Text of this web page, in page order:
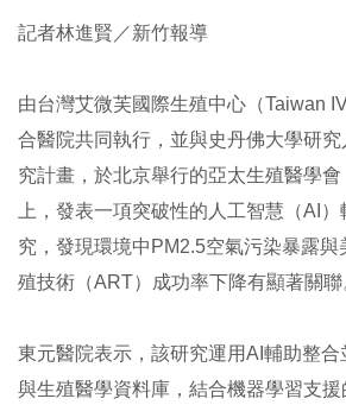
記者林進賢／新竹報導
由台灣艾微芙國際生殖中心（Taiwan
合醫院共同執行，並與史丹佛大學研
究計畫，於北京舉行的亞太生殖醫學
上，發表一項突破性的人工智慧（AI
究，發現環境中PM2.5空氣污染暴露與
殖技術（ART）成功率下降有顯著關聯
東元醫院表示，該研究運用AI輔助整
與生殖醫學資料庫，結合機器學習支